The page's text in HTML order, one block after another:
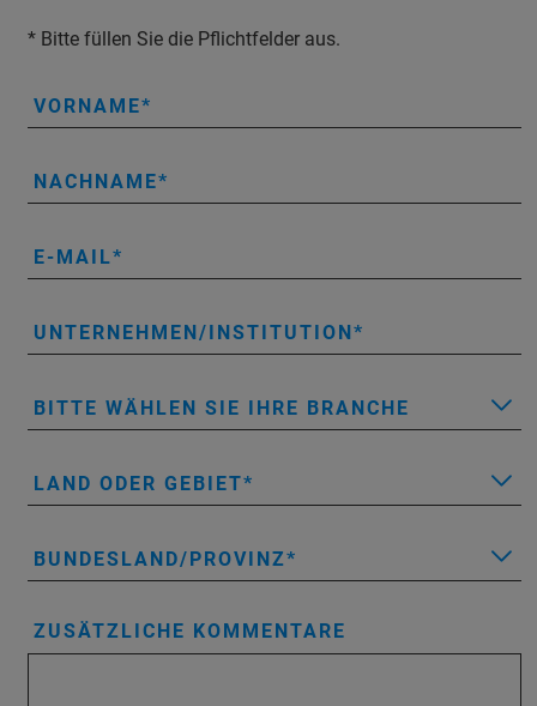
* Bitte füllen Sie die Pflichtfelder aus.
VORNAME
NACHNAME
E-MAIL
UNTERNEHMEN/INSTITUTION
BITTE WÄHLEN SIE IHRE BRANCHE
LAND ODER GEBIET
BUNDESLAND/PROVINZ
ZUSÄTZLICHE KOMMENTARE